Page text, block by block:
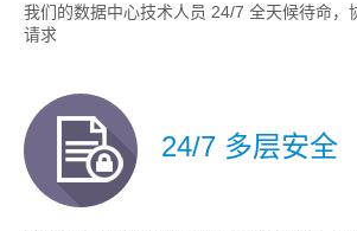
我们的数据中心技术人员 24/7 全天候待命，
请求
24/7 多层安全